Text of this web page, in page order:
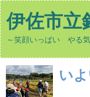
伊佐市立
～笑顔いっぱい やる
い